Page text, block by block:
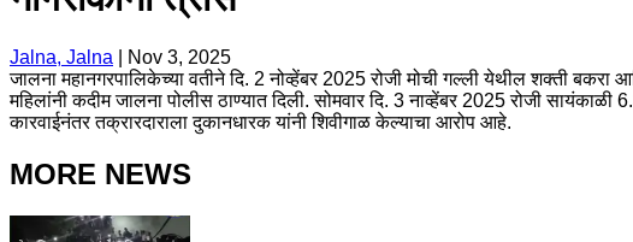
Jalna, Jalna
Nov 3, 2025
जालना महानगरपालिकेच्या वतीने दि. 2 नोव्हेंबर 2025 रोजी मोची गल्ली येथील शक्ती
महिलांनी कदीम जालना पोलीस ठाण्यात दिली. सोमवार दि. 3 नाव्हेंबर 2025 रोजी
कारवाईनंतर तक्रारदाराला दुकानधारक यांनी शिवीगाळ केल्याचा आरोप आहे.
MORE NEWS